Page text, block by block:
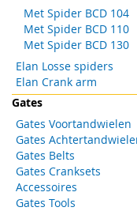
Met Spider BCD 104
Met Spider BCD 110
Met Spider BCD 130
Elan Losse spiders
Elan Crank arm
Gates
Gates Voortandwielen
Gates
Gates Belts
Gates Cranksets
Accessoires
Gates Tools